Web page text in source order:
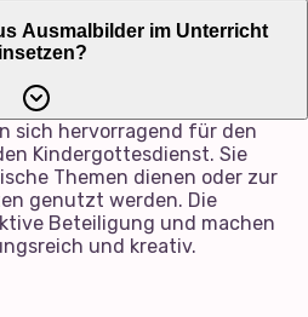
Ausmalbilder im Unterricht
sich hervorragend für den
Kindergottesdienst. Sie
Themen dienen oder zur
genutzt werden. Die
Beteiligung und machen
und kreativ.